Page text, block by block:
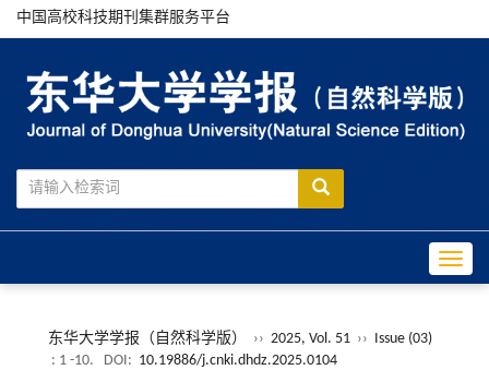
中国高校科技期刊集群服务平台
东华大学学报（自然科学版） ›› 2025, Vol. 51 ›› Issue (03)
: 1 -10.
DOI: 10.19886/j.cnki.dhdz.2025.0104